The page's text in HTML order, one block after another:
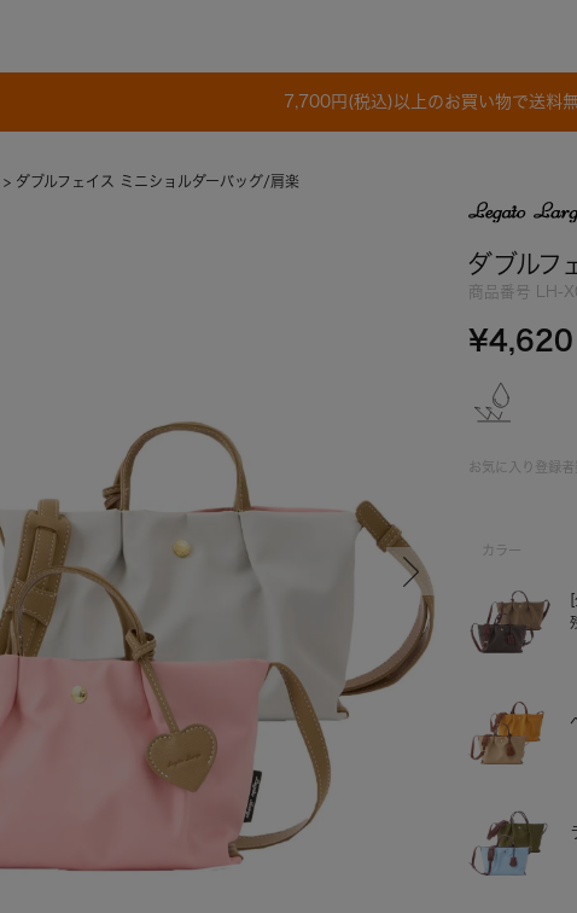
7,700円(税込)以上のお買い物で送料
ダブルフェイス ミニショルダーバッグ/肩楽
ダブルフ
商品番号 LH-
¥4,620
お気に入り登録者
カラー